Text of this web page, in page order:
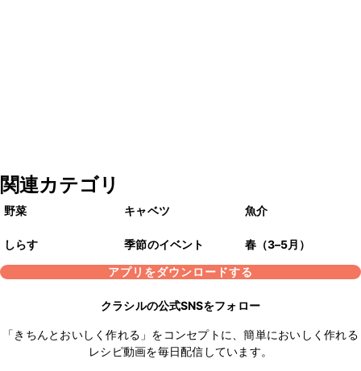
関連カテゴリ
野菜 キャベツ 魚介
しらす 季節のイベント
春（3–5月）
アプリをダウンロードする
クラシルの公式SNSをフォロー
「きちんとおいしく作れる」をコンセプトに、簡単においしく作れる
レシピ動画を毎日配信しています。